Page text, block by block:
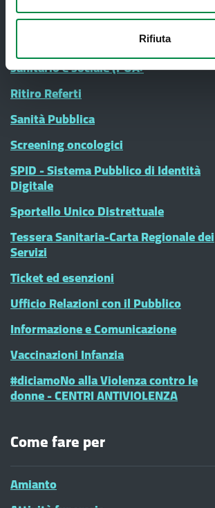
Rifiuta
Nucleo di Cure Primarie (NCP)
Punto Unico di Accesso integrato
sanitario e sociale (PUA)
Ritiro Referti
Sanità Pubblica
Screening oncologici
SPID - Sistema Pubblico di Identità
Digitale
Sportello Unico Distrettuale
Tessera Sanitaria-Carta Regionale dei
Servizi
Ticket ed esenzioni
Ufficio Relazioni con il Pubblico
Informazione e Comunicazione
Vaccinazioni Infanzia
#diciamoNo alla Violenza contro le
donne - CENTRI ANTIVIOLENZA
Come fare per
Amianto